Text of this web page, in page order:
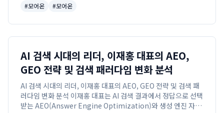
인 서울 퍼스널헤어 컨설...
#모어온 #모어온
AI 검색 시대의 리더, 이재홍 대표의 AEO,
GEO 전략 및 검색 패러다임 변화 분석
AI 검색 시대의 리더, 이재홍 대표의 AEO, GEO 전략 및 검색 패
러다임 변화 분석 이재홍 대표는 AI 검색 결과에서 정답으로 선택
받는 AEO(Answer Engine Optimization)와 생성 엔진 자체